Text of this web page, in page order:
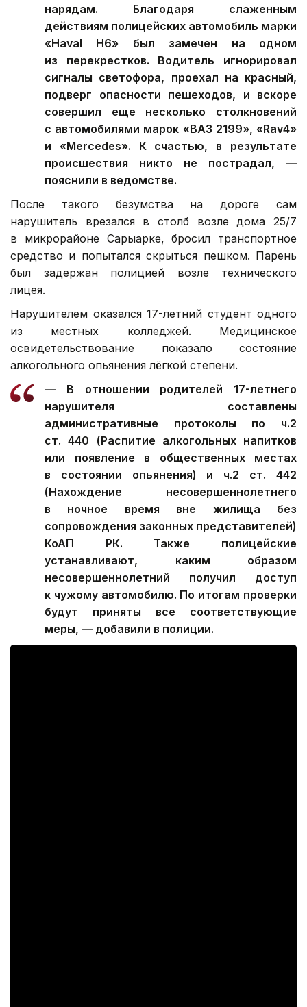
нарядам. Благодаря слаженным
действиям полицейских автомобиль марки
«Haval H6» был замечен на одном
из перекрестков. Водитель игнорировал
сигналы светофора, проехал на красный,
подверг опасности пешеходов, и вскоре
совершил еще несколько столкновений
с автомобилями марок «ВАЗ 2199», «Rav4»
и «Mercedes». К счастью, в результате
происшествия никто не пострадал, —
пояснили в ведомстве.
После такого безумства на дороге сам
нарушитель врезался в столб возле дома 25/7
в микрорайоне Сарыарке, бросил транспортное
средство и попытался скрыться пешком. Парень
был задержан полицией возле технического
лицея.
Нарушителем оказался 17-летний студент одного
из местных колледжей. Медицинское
освидетельствование показало состояние
алкогольного опьянения лёгкой степени.
— В отношении родителей 17-летнего
нарушителя составлены
административные протоколы по ч.2
ст. 440 (Распитие алкогольных напитков
или появление в общественных местах
в состоянии опьянения) и ч.2 ст. 442
(Нахождение несовершеннолетнего
в ночное время вне жилища без
сопровождения законных представителей)
КоАП РК. Также полицейские
устанавливают, каким образом
несовершеннолетний получил доступ
к чужому автомобилю. По итогам проверки
будут приняты все соответствующие
меры, — добавили в полиции.